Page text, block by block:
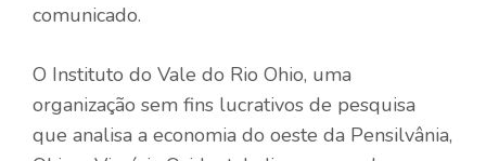
comunicado.
O Instituto do Vale do Rio Ohio, uma
organização sem fins lucrativos de pesquisa
que analisa a economia do oeste da Pensilvânia,